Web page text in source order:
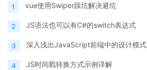
1 vue使用Swiper踩坑解决避坑
2 JS语法也可以有C#的switch表达式
3 深入浅出JavaScript前端中的设计模式
4 JS时间戳转换方式示例详解